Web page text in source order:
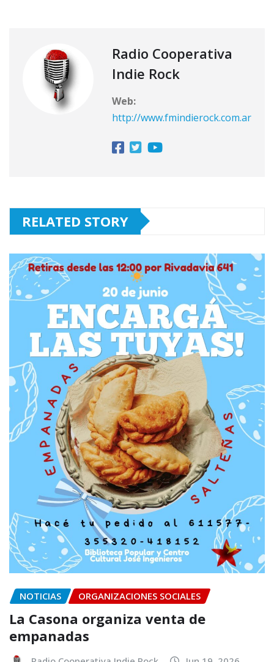
Radio Cooperativa
Indie Rock
Web:
http://www.fmindierock.com.ar
RELATED STORY
NOTICIAS ORGANIZACIONES SOCIALES
La Casona organiza venta de
empanadas